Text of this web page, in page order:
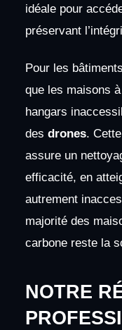
idéale pour
préservant
Pour les
que les maisons
hangars
des drones.
assure un
efficacité, en
autrement
majorité des
carbone reste la
NOTRE